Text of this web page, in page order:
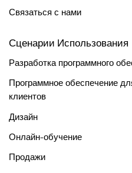
Связаться с нами
Сценарии Использования
Разработка программного
Программное обеспечение
клиентов
Дизайн
Онлайн‑обучение
Продажи